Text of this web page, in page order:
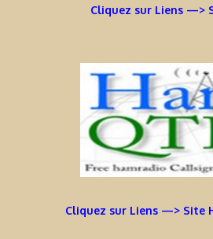
Cliquez sur Liens —>
Cliquez sur Liens —> Site